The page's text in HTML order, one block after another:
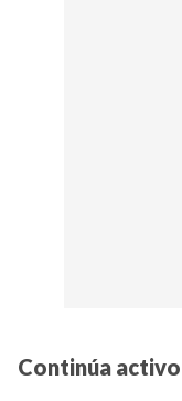
Continúa